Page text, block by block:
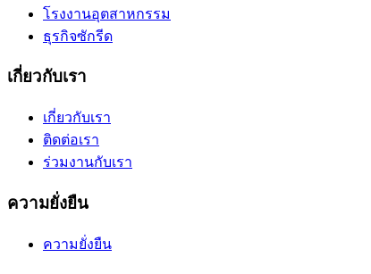
โรงงานอุตสาหกรรม
ธุรกิจซักรีด
เกี่ยวกับเรา
เกี่ยวกับเรา
ติดต่อเรา
ร่วมงานกับเรา
ความยั่งยืน
ความยั่งยืน